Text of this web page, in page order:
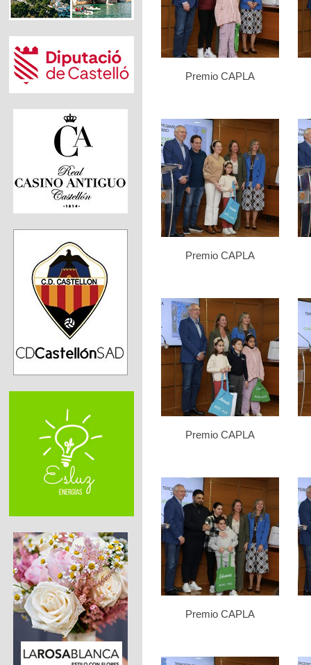
Premio CAPLA
Premio CAPLA
Premio CAPLA
Premio CAPLA